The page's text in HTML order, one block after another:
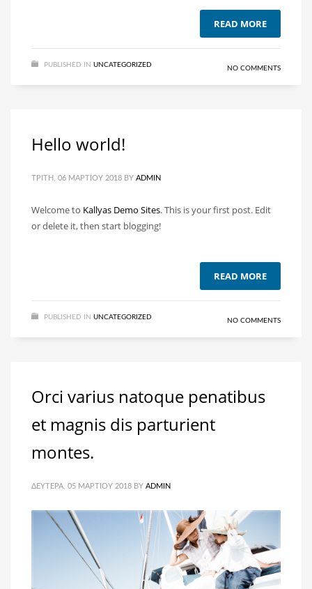
READ MORE
PUBLISHED IN UNCATEGORIZED NO COMMENTS
Hello world!
ΤΡΊΤΗ, 06 ΜΑΡΤΊΟΥ 2018 BY ADMIN
Welcome to Kallyas Demo Sites. This is your first post. Edit
or delete it, then start blogging!
READ MORE
PUBLISHED IN UNCATEGORIZED NO COMMENTS
Orci varius natoque penatibus
et magnis dis parturient
montes.
ΔΕΥΤΈΡΑ, 05 ΜΑΡΤΊΟΥ 2018 BY ADMIN